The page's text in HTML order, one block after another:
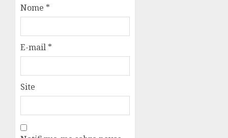
Nome *
E-mail *
Site